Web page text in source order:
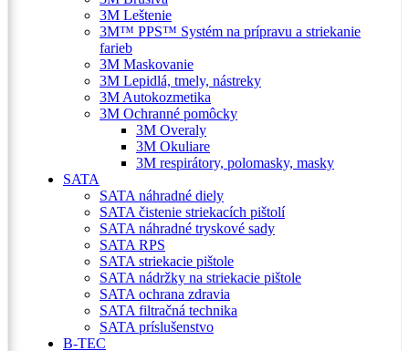
3M Leštenie
3M™ PPS™ Systém na prípravu a striekanie
farieb
3M Maskovanie
3M Lepidlá, tmely, nástreky
3M Autokozmetika
3M Ochranné pomôcky
3M Overaly
3M Okuliare
3M respirátory, polomasky, masky
SATA
SATA náhradné diely
SATA čistenie striekacích pištolí
SATA náhradné tryskové sady
SATA RPS
SATA striekacie pištole
SATA nádržky na striekacie pištole
SATA ochrana zdravia
SATA filtračná technika
SATA príslušenstvo
B-TEC